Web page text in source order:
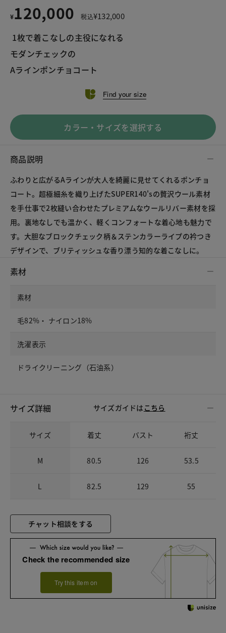
¥120,000 税込¥132,000
1枚で着こなしの主役になれる
モダンチェックの
Aラインポンチョコート
Find your size
カラー・サイズを選択する
商品説明
ふわりと広がるAラインが大人を綺麗に見せてくれるポンチョ
コート。超極細糸を織り上げたSUPER140'sの贅沢ウール素材
を手仕事で2枚縫い合わせたプレミアムなウールリバー素材を採
用。裏地なしでも温かく、軽くコンフォートな着心地も魅力で
す。大胆なブロックチェック柄＆ステンカラーライプの衿つき
デザインで、ブリティッシュな香り漂う知的な着こなしに。
素材
素材
毛82%・ ナイロン18%
洗濯表示
ドライクリーニング（石油系）
サイズ詳細 サイズガイドは こちら
サイズ 着丈 バスト 裄丈
M 80.5 126 53.5
L 82.5 129 55
チャット相談をする
Check the recommended size
Try this item on
¥120,000 税込¥132,000